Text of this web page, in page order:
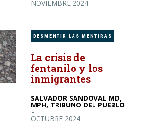
NOVIEMBRE 2024
DESMENTIR LAS MENTIRAS
La crisis de
fentanilo y los
inmigrantes
SALVADOR SANDOVAL MD,
MPH, TRIBUNO DEL PUEBLO
-
OCTUBRE 2024